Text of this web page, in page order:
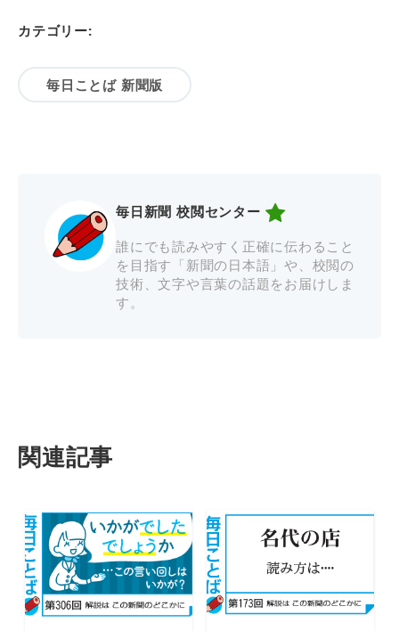
カテゴリー:
毎日ことば 新聞版
毎日新聞 校閲センター
誰にでも読みやすく正確に伝わること
を目指す「新聞の日本語」や、校閲の
技術、文字や言葉の話題をお届けしま
す。
関連記事